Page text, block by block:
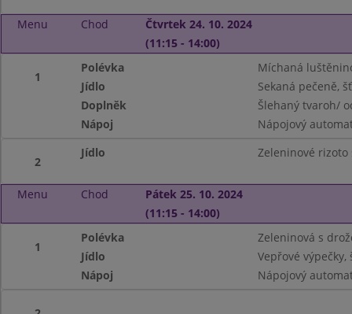
Menu Chod
Čtvrtek 24. 10. 2024
(11:15 - 14:00)
1
Polévka
Míchaná
Jídlo
Sekaná pečeně,
Doplněk
Šlehaný tvaroh/
Nápoj
Nápojový
2
Jídlo Zeleninové rizoto
Menu Chod
Pátek 25. 10. 2024
(11:15 - 14:00)
1
Polévka
Zeleninová s
Jídlo
Vepřové
Nápoj
Nápojový